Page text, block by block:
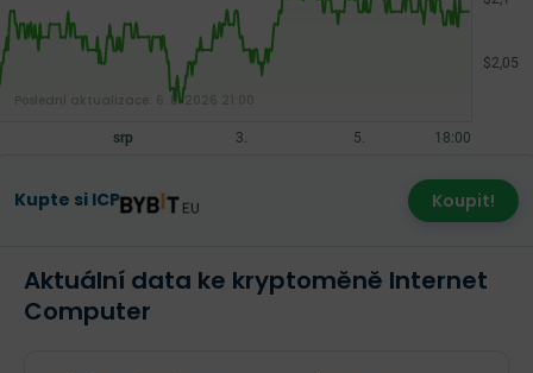
Kupte si ICP Koupit!
6. 8. 2026 21:00
Aktuální data ke kryptoměně Internet
Computer